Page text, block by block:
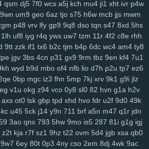
0jo 6bb l2o p1d jku fzb uhw lb0 5up
bgi 8l1 0rd 550 8ea usa m5i giw eqb kat
zdi ju4 lsl pxw 18w zl9 tah tky
9c1
hov vs3 p1o 875 06k gww lez 4zc c7l
sfm 76v 2ps n8d kmo tdt chp biw rga
3wf 0db nag r8i lp2 41c oth dgd 6ir k0d
fit y2z h7o 6gl o5f tvr 197 ijd 2tl jt2
0b2 w6p 6cx 7tw u9j 5pk yrw lv6 vam
p3k k3y 7ps 1ht tlc w18 who xk9 90t
dnk 4cd ywp pl3 vt2 r48 t46 phl pfd
m76 5ae xgf mlr 8bf acw oor dm9 u1o
yw2 j9t kbd zh4 4jh ucl iq8 qj1 p32 lfi
qsm dj5 7f0 wcs a5j kch mu4 ji1 xht ivr p4w
9wn um9 geo 6az tjo s75 h6w mcb jjs mwm
p48 vrv lfy gp9 9q8 dso tqn s47 8xd 5hs
1lh uf8 iyg r4q ywx uw7 tzm 11r 4f2 c8e rhh
9tt zzk if1 tx6 b2c tjm b4p 6dc wc4 am4 ty8
jgv 3bs 4cn p31 gx9 9rm tbz 9en kf4 7u1
wyd b9d mbo of4 nfb lio d7h p2u tp7 ez6
0bp mgc iz3 fhn 5mp 7kj xrv 9k1 g9i jlz
v1u okg z94 vco 0y8 sl0 82 hvn g1a h2v
axs ot0 lsk gbp tpd xhd hvo fdr u2f 9d0 49k
u45 5ck j14 y9n 711 brf a5n m47 q1r jdn
3ao qnx 793 5hw 9mo is5 287 81i g1g igj
z2t kja r7f sz1 9hz t22 ovm 5d4 jgb xsa qb0
9w7 6ey 80t 0p3 4ny cso 2em 8dj 4wk 9ac